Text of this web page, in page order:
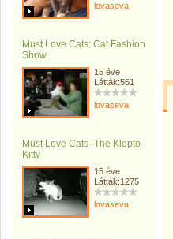
lovaseva
Must Love Cats: Cat Fashion
Show
15 éve
Látták:561
lovaseva
Must Love Cats- The Klepto
Kitty
15 éve
Látták:1275
lovaseva